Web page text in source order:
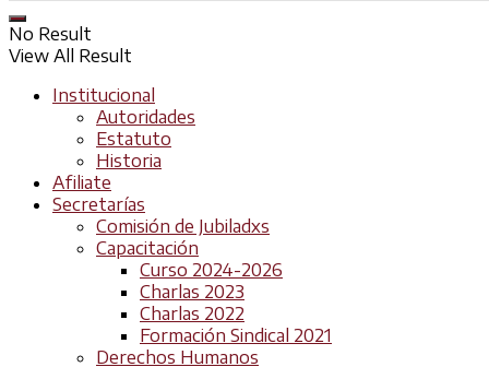
No Result
View All Result
Institucional
Autoridades
Estatuto
Historia
Afiliate
Secretarías
Comisión de Jubiladxs
Capacitación
Curso 2024-2026
Charlas 2023
Charlas 2022
Formación Sindical 2021
Derechos Humanos